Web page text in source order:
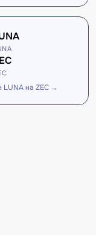
LUNA на ZEC →